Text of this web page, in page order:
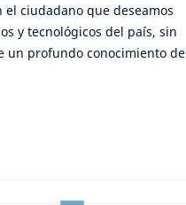
ciudadano que deseamos
y tecnológicos del país, sin
un profundo conocimiento